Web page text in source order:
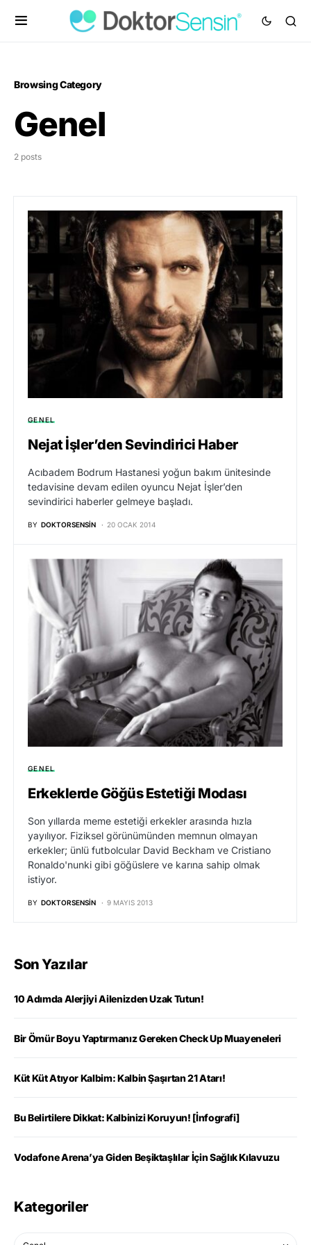
Browsing Category
Genel
2 posts
GENEL
Nejat İşler’den Sevindirici Haber
Acıbadem Bodrum Hastanesi yoğun bakım ünitesinde
tedavisine devam edilen oyuncu Nejat İşler’den
sevindirici haberler gelmeye başladı.
BY DOKTORSENSIN 20 OCAK 2014
GENEL
Erkeklerde Göğüs Estetiği Modası
Son yıllarda meme estetiği erkekler arasında hızla
yayılıyor. Fiziksel görünümünden memnun olmayan
erkekler; ünlü futbolcular David Beckham ve Cristiano
Ronaldo'nunki gibi göğüslere ve karına sahip olmak
istiyor.
BY DOKTORSENSIN 9 MAYIS 2013
Son Yazılar
10 Adımda Alerjiyi Ailenizden Uzak Tutun!
Bir Ömür Boyu Yaptırmanız Gereken Check Up Muayeneleri
Küt Küt Atıyor Kalbim: Kalbin Şaşırtan 21 Atarı!
Bu Belirtilere Dikkat: Kalbinizi Koruyun! [İnfografi]
Vodafone Arena’ya Giden Beşiktaşlılar İçin Sağlık Kılavuzu
Kategoriler